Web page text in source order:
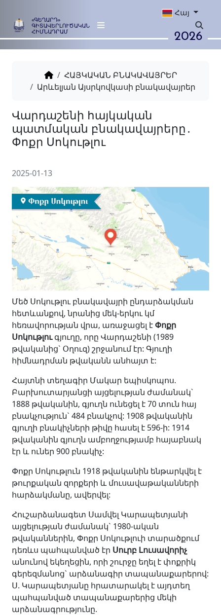
«ԳԵՂԱՐԴ»
ԳԻՏԱՎԵՐԼՈՒԾԱԿԱՆ
ՀԻՄՆԱԴՐԱՄ
Հայ
2026
ՀԱՅԿԱԿԱՆ ԲՆԱԿԱՎԱՅՐԵՐ
Արևելյան Այսրկովկասի բնակավայրեր
Վարդաշենի հայկական
Փոքր Սոկութլու
2025-01-13
Մեծ Սոկութլու բնակավայրի ընդարձակման
հետևանքով, նրանից մեկ-երկու կմ
հեռավորության վրա, առաջացել է Փոքր
Սոկութլուգյուղը, որը Վարդաշենի (1989
թվականից` Օղուզ) շրջանում էր: Գյուղի
հիմնադրման թվականն անհայտ է:
Հայտնի տեղագիր Մակար եպիսկոպոս.
Բարխուտարյանցի այցելության ժամանակ`
1888 թվականին, գյուղն ունեցել է 70 տուն հայ
բնակչություն` 484 բնակչով: 1908 թվականին
գյուղի բնակիչների թիվը հասել է 596-ի: 1914
թվականին գյուղն ամբողջությամբ հայաբնակ
էր և ուներ 900 բնակիչ:
Փոքր Սոկութլուն 1918 թվականին ենթարկվել է
թուրքական զորքերի և մուսավաթականների
հարձակմանը, ավերվել:
Հուշարձանագետ Սամվել Կարապետյանի
այցելության ժամանակ` 1980-ական
թվականներին, Փոքր Սոկութլուի տարածքում
դեռևս պահպանված էր Սուրբ Լուսավորիչ
անունով եկեղեցին, որի շուրջը եղել է փոքրիկ
գերեզմանոց` արձանագիր տապանաքարերով:
Ս. Կարապետյանը հրատարակել է այդտեղ
պահպանված տապանաքարերից մեկի
արձանագրությունը.